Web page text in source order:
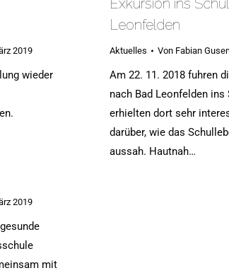
2019
wieder
Exkursion ins
Leonfelden
Aktuelles Von Fabian
Am 22. 11. 2018 fuhren
nach Bad Leonfelden ins
erhielten dort sehr
darüber, wie das
aussah. Hautnah…
2019
mit